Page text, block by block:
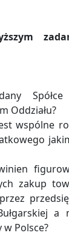
Oddziału?
wspólne
zakup
a
Polsce?